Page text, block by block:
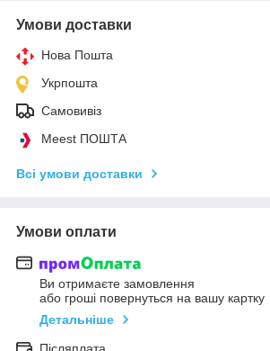
Умови доставки
Нова Пошта
Укрпошта
Самовивіз
Meest ПОШТА
Всі умови доставки
Умови оплати
Ви отримаєте замовлення
або гроші повернуться на вашу картку
Детальніше